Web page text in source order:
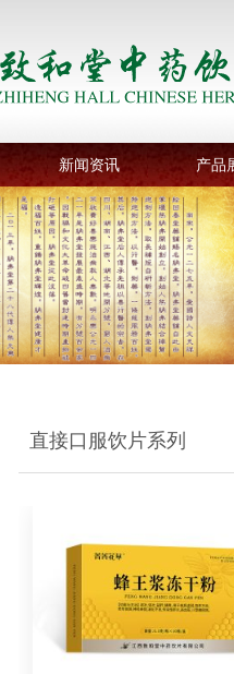
新闻资讯 产品
直接口服饮片系列